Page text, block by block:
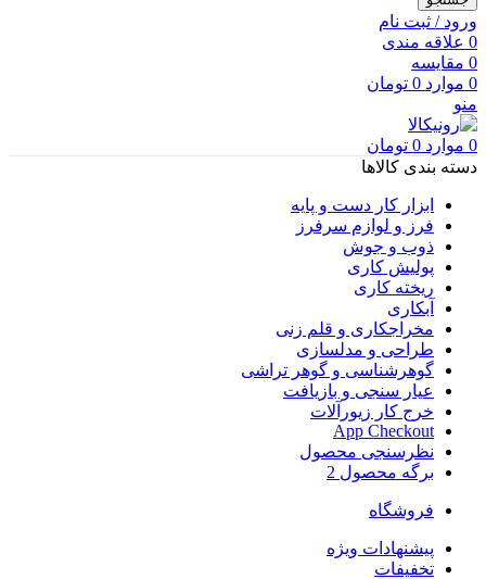
ورود / ثبت نام
0 علاقه مندی
0 مقایسه
0 موارد 0 تومان
منو
0 موارد 0 تومان
دسته بندی کالاها
ابزار کار دست و پایه
فرز و لوازم سرفرز
ذوب و جوش
پولیش کاری
ریخته کاری
آبکاری
مخراجکاری و قلم زنی
طراحی و مدلسازی
گوهرشناسی و گوهر تراشی
عیار سنجی و بازیافت
خرج کار زیورآلات
App Checkout
نظرسنجی محصول
برگه محصول 2
فروشگاه
پیشنهادات ویژه
تخفیفات